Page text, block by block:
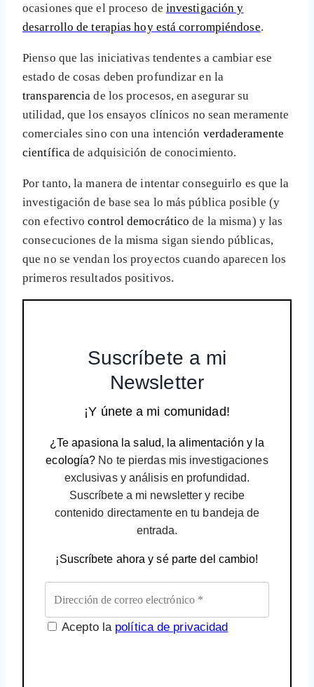
ocasiones que el proceso de investigación y
desarrollo de terapias hoy está corrompiéndose.
Pienso que las iniciativas tendentes a cambiar ese
estado de cosas deben profundizar en la
transparencia de los procesos, en asegurar su
utilidad, que los ensayos clínicos no sean meramente
comerciales sino con una intención verdaderamente
científica de adquisición de conocimiento.
Por tanto, la manera de intentar conseguirlo es que la
investigación de base sea lo más pública posible (y
con efectivocontrol democrático de la misma) y las
consecuciones de la misma sigan siendo públicas,
que no se vendan los proyectos cuando aparecen los
primeros resultados positivos.
Suscríbete a mi
Newsletter
¡Y únete a mi comunidad!
¿Te apasiona la salud, la alimentación y la
ecología? No te pierdas mis investigaciones
exclusivas y análisis en profundidad.
Suscríbete a mi newsletter y recibe
contenido directamente en tu bandeja de
entrada.
¡Suscríbete ahora y sé parte del cambio!
Acepto la política de privacidad